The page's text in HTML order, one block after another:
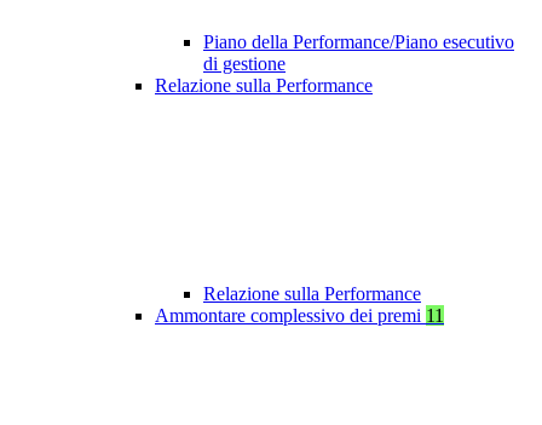
Piano della Performance/Piano esecutivo
di gestione
Relazione sulla Performance
Relazione sulla Performance
Ammontare complessivo dei premi 11